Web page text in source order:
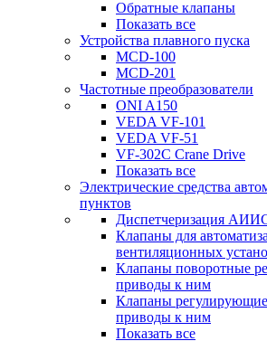
Обратные клапаны
Показать все
Устройства плавного пуска
MCD-100
MCD-201
Частотные преобразователи
ONI A150
VEDA VF-101
VEDA VF-51
VF-302C Crane Drive
Показать все
Электрические средства
пунктов
Диспетчеризация
Клапаны для
вентиляционных
Клапаны поворотные
приводы к ним
Клапаны
приводы к ним
Показать все